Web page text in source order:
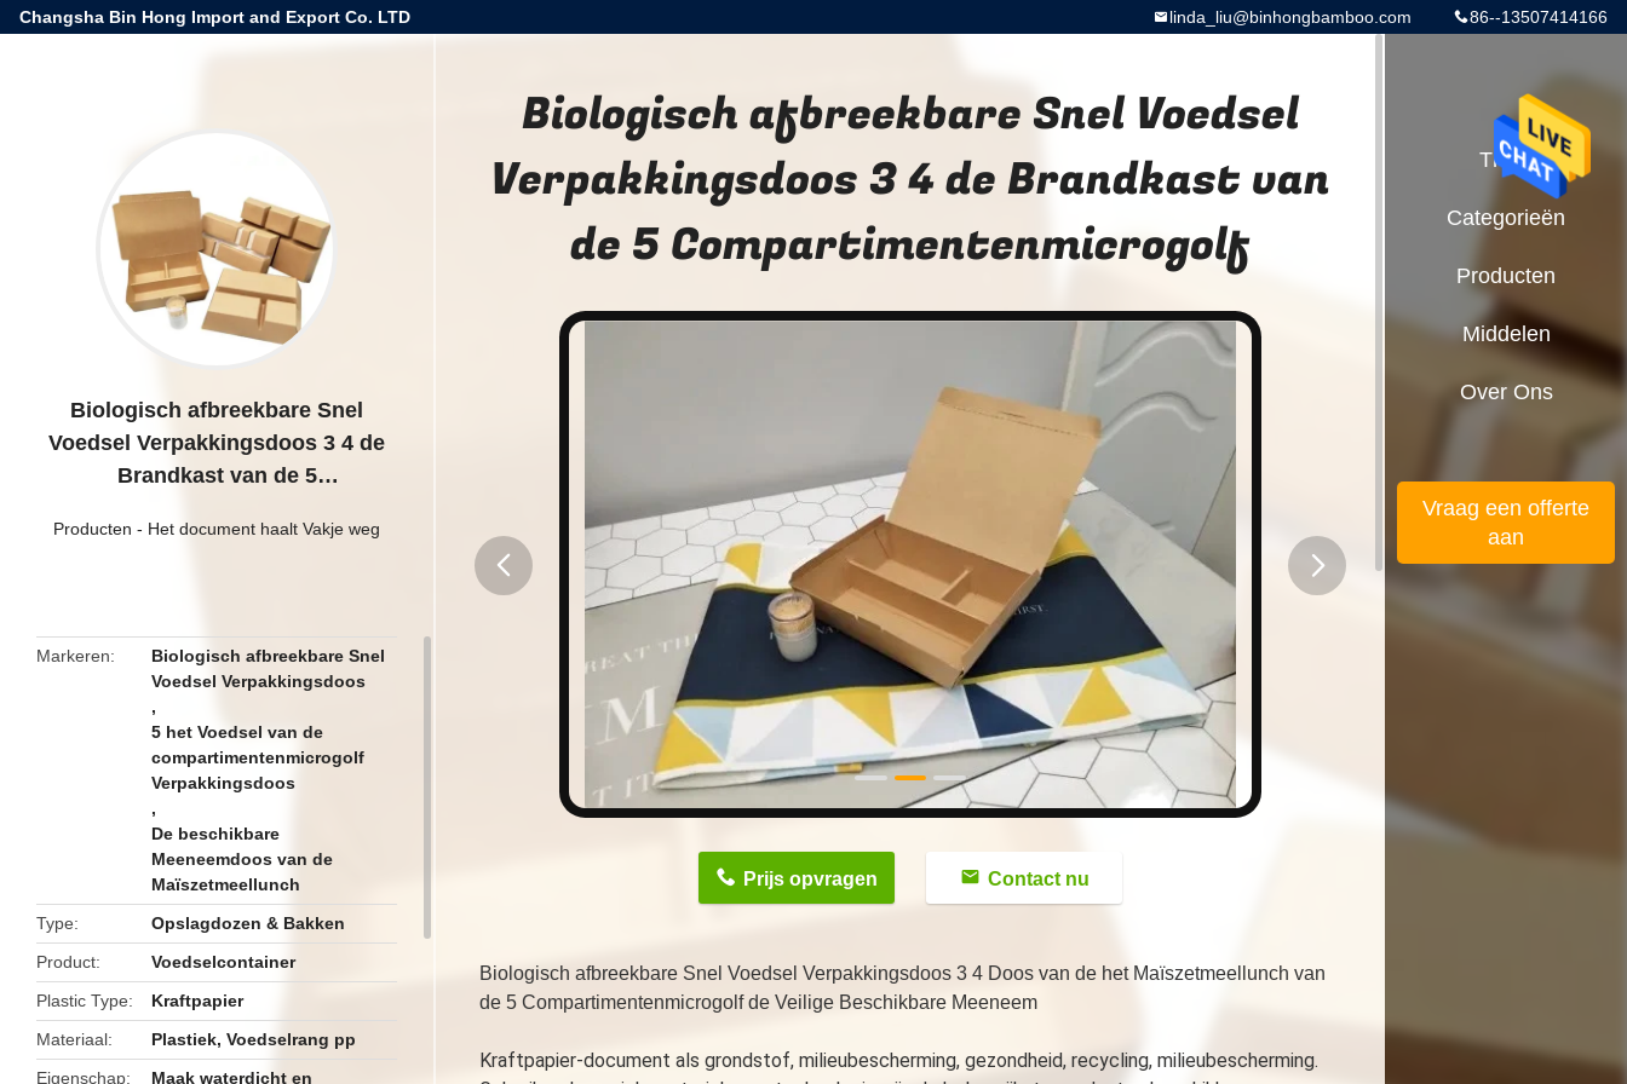
Changsha Bin Hong Import and Export Co. LTD 86--13507414166
linda_liu@binhongbamboo.com
Biologisch afbreekbare Snel
Voedsel Verpakkingsdoos 3 4 de
Brandkast van de 5
Producten - Het document haalt Vakje weg
Markeren
Biologisch afbreekbare Snel
Voedsel Verpakkingsdoos
,
5 het Voedsel van de
compartimentenmicrogolf
Verpakkingsdoos
,
De beschikbare
Meeneemdoos van de
Maïszetmeellunch
Type
Opslagdozen & Bakken
Product
Voedselcontainer
Plastic Type
Kraftpapier
Materiaal
Plastiek, Voedselrang pp
Eigenschap
Maak waterdicht en
Biologisch afbreekbare Snel Voedsel
Verpakkingsdoos 3 4 de Brandkast van
de 5 Compartimentenmicrogolf
Prijs opvragen Contact nu
Biologisch afbreekbare Snel Voedsel Verpakkingsdoos 3 4 Doos van de het Maïszetmeellunch van
de 5 Compartimentenmicrogolf de Veilige Beschikbare Meeneem
Kraftpapier-document als grondstof, milieubescherming, gezondheid, recycling, milieubescherming.
Thuis
Categorieën
Producten
Middelen
Over Ons
Vraag een offerte
aan